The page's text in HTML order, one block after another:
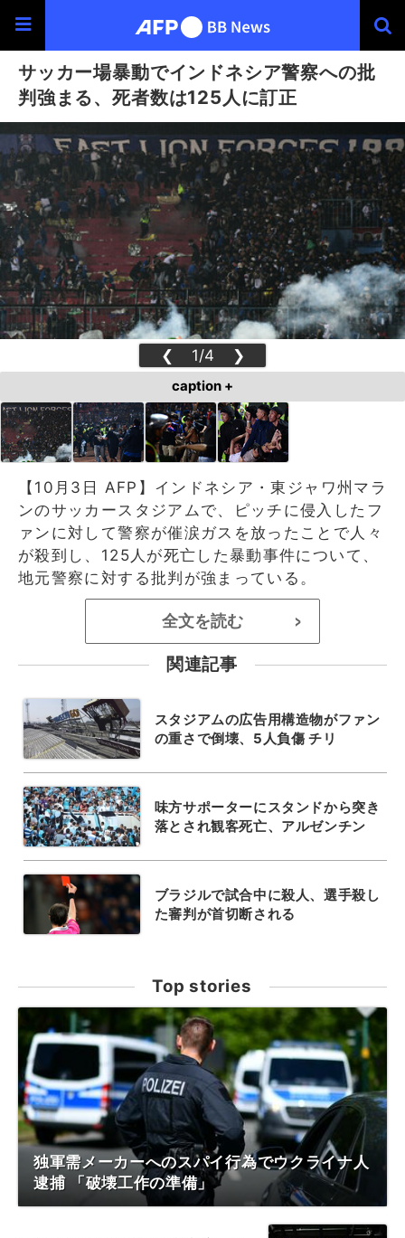
サッカー場暴動でインドネシア警察への批
判強まる、死者数は125人に訂正
❮ 1/4 ❯
caption +
【10月3日 AFP】インドネシア・東ジャワ州マラ
ンのサッカースタジアムで、ピッチに侵入したフ
ァンに対して警察が催涙ガスを放ったことで人々
が殺到し、125人が死亡した暴動事件について、
地元警察に対する批判が強まっている。
全文を読む >
関連記事
スタジアムの広告用構造物がファン
の重さで倒壊、5人負傷 チリ
味方サポーターにスタンドから突き
落とされ観客死亡、アルゼンチン
ブラジルで試合中に殺人、選手殺し
た審判が首切断される
Top stories
独軍需メーカーへのスパイ行為でウクライナ人
逮捕 「破壊工作の準備」